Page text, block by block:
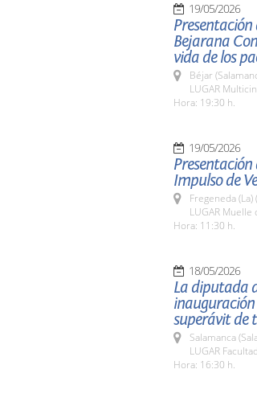
19/05/2026
Presentación
Bejarana
vida de los
Béjar
LUGAR
Hora: 19:30 h.
19/05/2026
Impulso de
Fregeneda (La)
LUGAR Muelle
Hora: 11:30 h.
18/05/2026
La diputada
superávit de
Salamanca
LUGAR
Hora: 16:30 h.